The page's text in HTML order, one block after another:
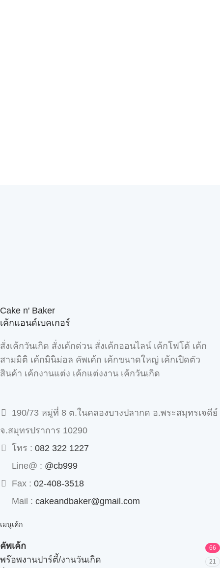
Cake n' Baker
เค้กแอนด์เบคเกอร์
สั่งเค้กวันเกิด สั่งเค้กด่วน สั่งเค้กออนไลน์ เค้กโฟโต้ เค้ก
สามมิติ เค้กมินิม่อล คัพเค้ก เค้กขนาดใหญ่ เค้กเปิดตัว
สินค้า เค้กงานแต่ง เค้กแต่งงาน เค้กวันเกิด
190/73 หมู่ที่ 8 ต.ในคลองบางปลากด อ.พระสมุทรเจดีย์
จ.สมุทรปราการ 10290
โทร : 082 322 1227
Line@ : @cb999
Fax : 02-408-3518
Mail : cakeandbaker@gmail.com
เมนูเค้ก
คัพเค้ก 66
พร๊อพงานปาร์ตี้/งานวันเกิด 21